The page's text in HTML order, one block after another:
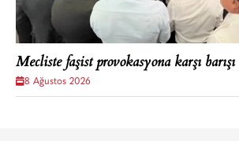
Mecliste faşist provokasyona karşı
8 Ağustos 2026